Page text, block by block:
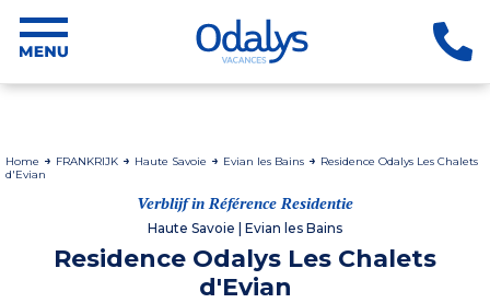
Home FRANKRIJK Haute Savoie Evian les Bains
Residence Odalys Les Chalets
d'Evian
Verblijf in Référence Residentie
Haute Savoie | Evian les Bains
Residence Odalys Les Chalets
d'Evian